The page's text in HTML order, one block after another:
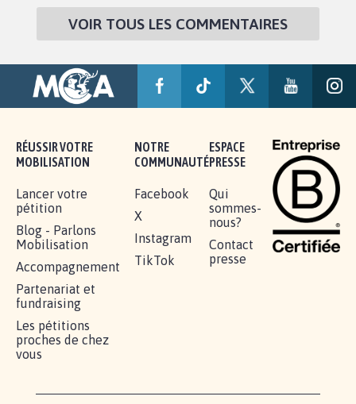
VOIR TOUS LES COMMENTAIRES
RÉUSSIR VOTRE
MOBILISATION
Lancer votre
pétition
Blog - Parlons
Mobilisation
Accompagnement
Partenariat et
fundraising
Les pétitions
proches de chez
vous
NOTRE
COMMUNAUTÉ
Facebook
X
Instagram
TikTok
ESPACE
PRESSE
Qui
sommes-
nous?
Contact
presse